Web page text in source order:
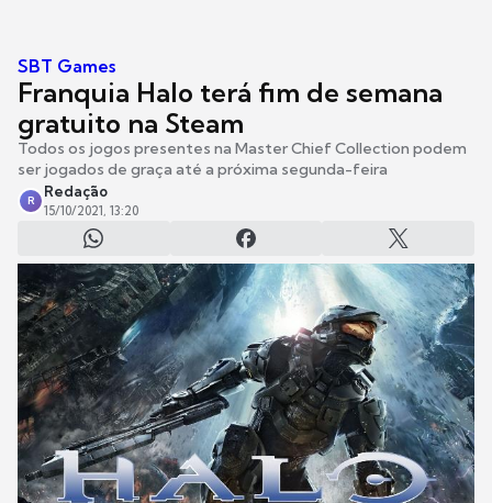
SBT Games
Franquia Halo terá fim de semana
gratuito na Steam
Todos os jogos presentes na Master Chief Collection podem
ser jogados de graça até a próxima segunda-feira
R
Redação
15/10/2021, 13:20